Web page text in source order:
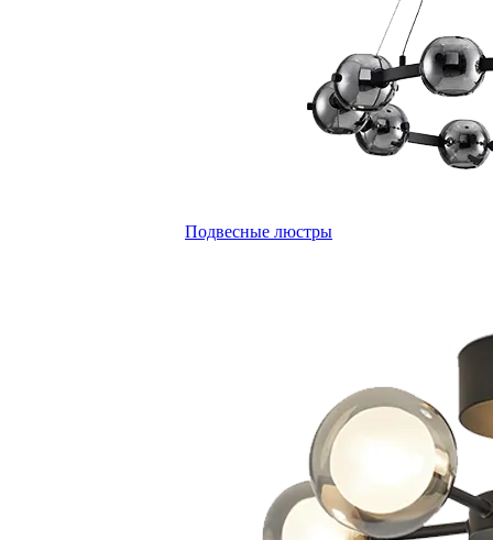
Подвесные люстры